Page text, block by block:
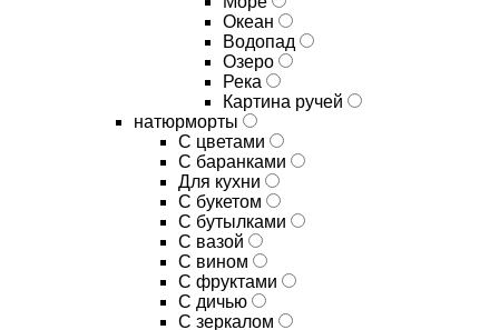
Океан
Водопад
Озеро
Река
Картина ручей
натюрморты
С цветами
С баранками
Для кухни
C букетом
C бутылками
C вазой
C вином
C фруктами
C дичью
C зеркалом